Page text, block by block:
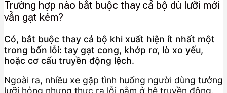
Trường hợp nào bắt buộc thay cả bộ dù lưỡi mới
vẫn gạt kém?
Có, bắt buộc thay cả bộ khi xuất hiện ít nhất một
trong bốn lỗi: tay gạt cong, khớp rơ, lò xo yếu,
hoặc cơ cấu truyền động lệch.
Ngoài ra, nhiều xe gặp tình huống người dùng tưởng
lưỡi hỏng nhưng thực ra lỗi nằm ở hệ truyền động.